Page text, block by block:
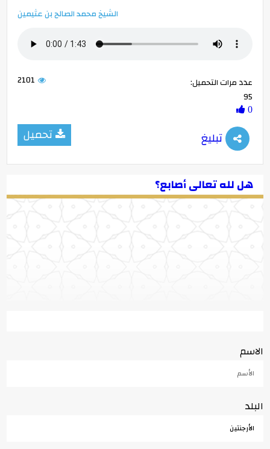
الشيخ محمد الصالح بن عثيمين
2101
عدد مرات التحميل:
95
0
تحميل تبليغ
هل لله تعالى أصابع؟
الاسم
البلد